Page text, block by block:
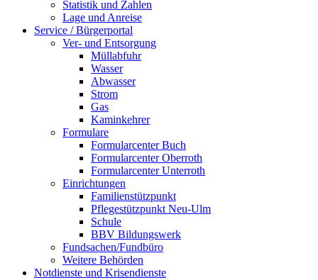
Statistik und Zahlen
Lage und Anreise
Service / Bürgerportal
Ver- und Entsorgung
Müllabfuhr
Wasser
Abwasser
Strom
Gas
Kaminkehrer
Formulare
Formularcenter Buch
Formularcenter Oberroth
Formularcenter Unterroth
Einrichtungen
Familienstützpunkt
Pflegestützpunkt Neu-Ulm
Schule
BBV Bildungswerk
Fundsachen/Fundbüro
Weitere Behörden
Notdienste und Krisendienste